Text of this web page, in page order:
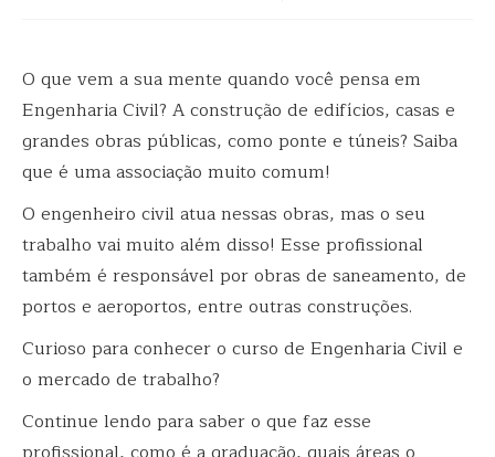
O que vem a sua mente quando você pensa em
Engenharia Civil? A construção de edifícios, casas e
grandes obras públicas, como ponte e túneis? Saiba
que é uma associação muito comum!
O engenheiro civil atua nessas obras, mas o seu
trabalho vai muito além disso! Esse profissional
também é responsável por obras de saneamento, de
portos e aeroportos, entre outras construções.
Curioso para conhecer o curso de Engenharia Civil e
o mercado de trabalho?
Continue lendo para saber o que faz esse